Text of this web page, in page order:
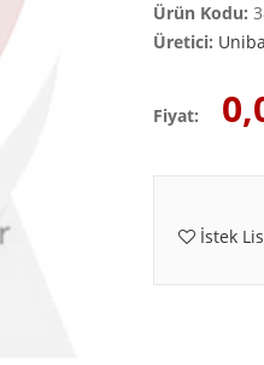
Ürün Kodu:
Üretici:
Fiyat:
İstek